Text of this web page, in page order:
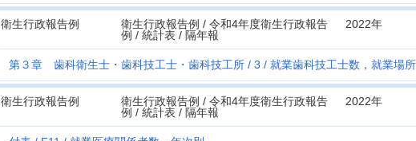
衛生行政報告例
衛生行政報告例 / 令和4年度衛生行政報告
例 / 統計表 / 隔年報
2022年
第３章 歯科衛生士・歯科技工士・歯科技工所 3 就業歯科技工士数，就業場
衛生行政報告例
衛生行政報告例 / 令和4年度衛生行政報告
例 / 統計表 / 隔年報
2022年